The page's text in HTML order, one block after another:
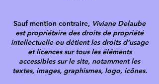
Sauf mention contraire, Viviane Delaube
est propriétaire des droits de propriété
intellectuelle ou détient les droits d’usage
et licences sur tous les éléments
accessibles sur le site, notamment les
textes, images, graphismes, logo, icônes.